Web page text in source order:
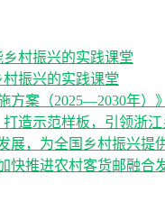
振兴的实践课堂
方案（2025—2030年）》
造示范样板，引领浙
展，为全国乡村振兴提
快推进农村客货邮融合